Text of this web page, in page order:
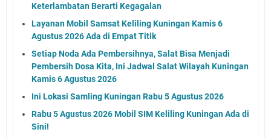
Keterlambatan Berarti Kegagalan
Layanan Mobil Samsat Keliling Kuningan Kamis 6
Agustus 2026 Ada di Empat Titik
Setiap Noda Ada Pembersihnya, Salat Bisa Menjadi
Pembersih Dosa Kita, Ini Jadwal Salat Wilayah Kuningan
Kamis 6 Agustus 2026
Ini Lokasi Samling Kuningan Rabu 5 Agustus 2026
Rabu 5 Agustus 2026 Mobil SIM Keliling Kuningan Ada di
Sini!